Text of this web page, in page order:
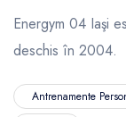
Energym 04 Iaşi
deschis în 2004.
Antrenamente